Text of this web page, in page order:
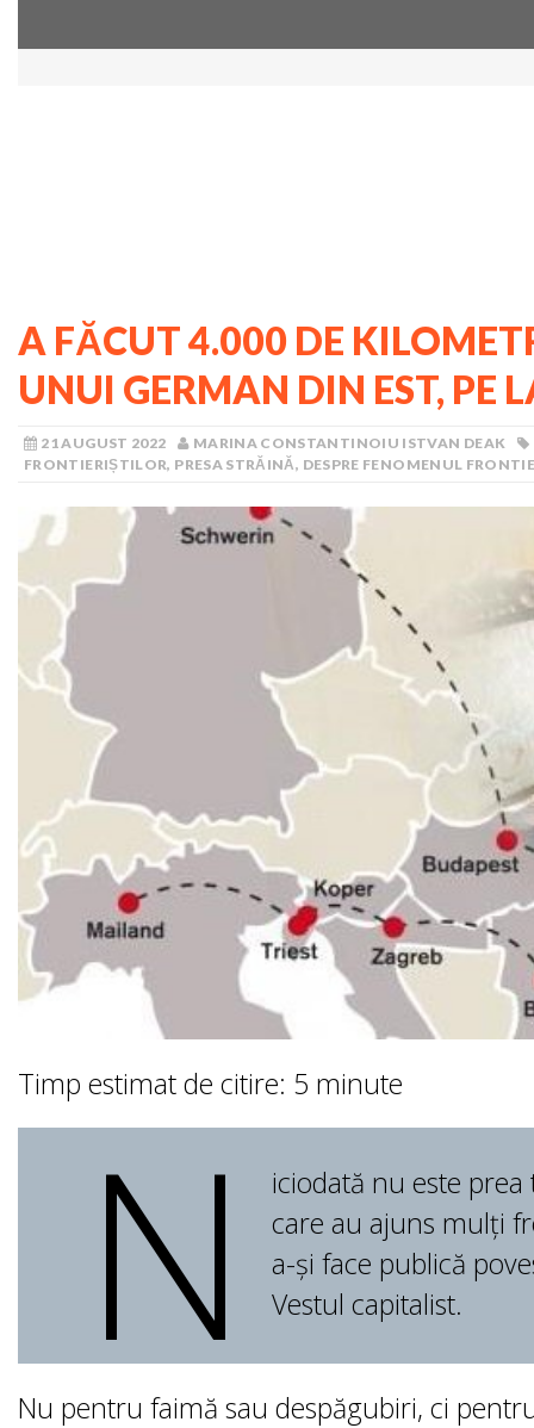
A FĂCUT 4.000 DE
UNUI GERMAN DIN EST, PE
21 AUGUST 2022 MARINA CONSTANTINOIU ISTVAN DEAK
FRONTIERIȘTILOR, PRESA STRĂINĂ, DESPRE FENOMENUL
Timp estimat de citire: 5 minute
N
iciodată nu este prea
care au ajuns mulți
a-și face publică
Vestul capitalist.
Nu pentru faimă sau despăgubiri, ci